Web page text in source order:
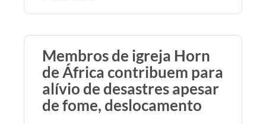
Membros de igreja Horn
de África contribuem para
alívio de desastres apesar
de fome, deslocamento